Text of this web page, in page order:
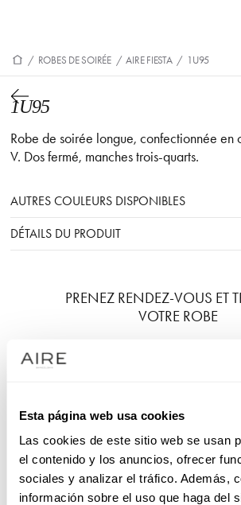
Esta página web usa cookies
Las cookies de este sitio web se usan
el contenido y los anuncios, ofrecer
sociales y analizar el tráfico. Además,
información sobre el uso que haga del
/ ROBES DE SOIRÉE / AIRE FIESTA / 1U95
1U95
Robe de soirée longue, confectionnée
V. Dos fermé, manches trois-quarts.
AUTRES COULEURS DISPONIBLES
DÉTAILS DU PRODUIT
PRENEZ RENDEZ-VOUS ET
VOTRE ROBE